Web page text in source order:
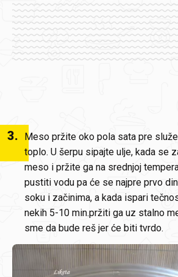
3.
Meso pržite oko pola sata pre
toplo. U šerpu sipajte ulje, kada se
meso i pržite ga na srednjoj
pustiti vodu pa će se najpre prvo
soku i začinima, a kada ispari
nekih 5-10 min.pržiti ga uz stalno
sme da bude reš jer će biti tvrdo.